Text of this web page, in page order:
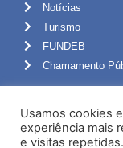
Notícias
Turismo
FUNDEB
Chamamento
Portal do
Webmail
Usamos cookies
experiência mais
e visitas